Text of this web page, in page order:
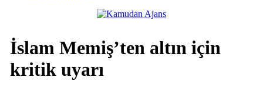
İslam Memiş’ten altın için
kritik uyarı